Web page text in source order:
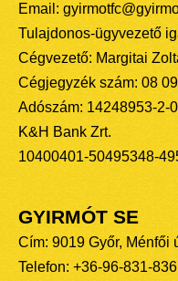
Email:
Tulajdonos-ügyvezető
Cégvezető: Margitai
Cégjegyzék szám: 08
Adószám: 14248953-2-
K&H Bank Zrt.
10400401-50495348-
GYIRMÓT SE
Cím: 9019 Győr, Ménfői
Telefon: +36-96-831-836